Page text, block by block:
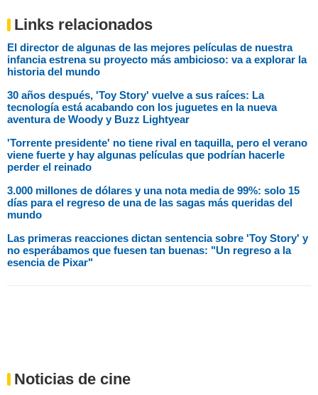
Links relacionados
El director de algunas de las mejores películas de nuestra
infancia estrena su proyecto más ambicioso: va a explorar la
historia del mundo
30 años después, 'Toy Story' vuelve a sus raíces: La
tecnología está acabando con los juguetes en la nueva
aventura de Woody y Buzz Lightyear
'Torrente presidente' no tiene rival en taquilla, pero el verano
viene fuerte y hay algunas películas que podrían hacerle
perder el reinado
3.000 millones de dólares y una nota media de 99%: solo 15
días para el regreso de una de las sagas más queridas del
mundo
Las primeras reacciones dictan sentencia sobre 'Toy Story' y
no esperábamos que fuesen tan buenas: "Un regreso a la
esencia de Pixar"
Noticias de cine